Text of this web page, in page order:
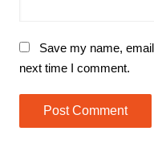
Save my name,
next time I comment.